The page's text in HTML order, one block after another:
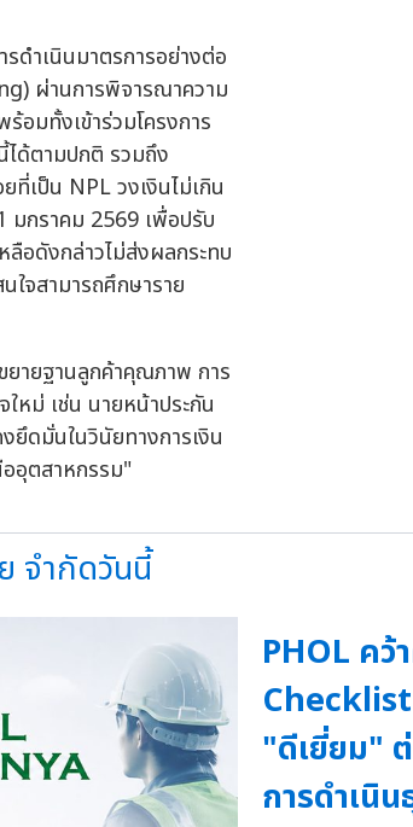
ดำเนินมาตรการอย่างต่อ
ผ่านการพิจารณาความ
อมทั้งเข้าร่วมโครงการ
ได้ตามปกติ รวมถึง
ที่เป็น NPL วงเงินไม่เกิน
มกราคม 2569 เพื่อปรับ
ลือดังกล่าวไม่ส่งผลกระทบ
จสามารถศึกษาราย
ยายฐานลูกค้าคุณภาพ การ
หม่ เช่น นายหน้าประกัน
ยึดมั่นในวินัยทางการเงิน
ออุตสาหกรรม"
จำกัดวันนี้
PHOL คว้
Checklist
"ดีเยี่ยม"
การดำเนิ